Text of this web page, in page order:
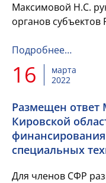
Максимовой Н.С.
органов
членам Союза
Подробнее…
16
марта
2022
Размещен ответ
Кировской
специальных
Для членов СФР